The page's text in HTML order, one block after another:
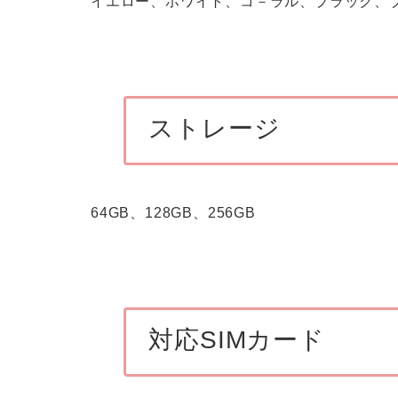
ストレージ
64GB、128GB、256GB
対応SIMカード